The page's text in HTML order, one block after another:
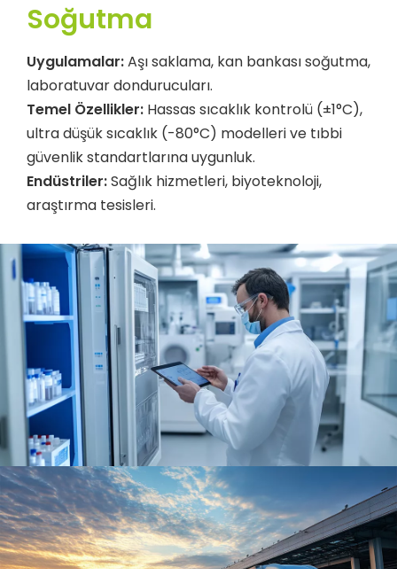
Soğutma
Uygulamalar:Aşı saklama, kan bankası soğutma,
laboratuvar dondurucuları.
Temel Özellikler: Hassas sıcaklık kontrolü (±1°C),
ultra düşük sıcaklık (-80°C) modelleri ve tıbbi
güvenlik standartlarına uygunluk.
Endüstriler:Sağlık hizmetleri, biyoteknoloji,
araştırma tesisleri.